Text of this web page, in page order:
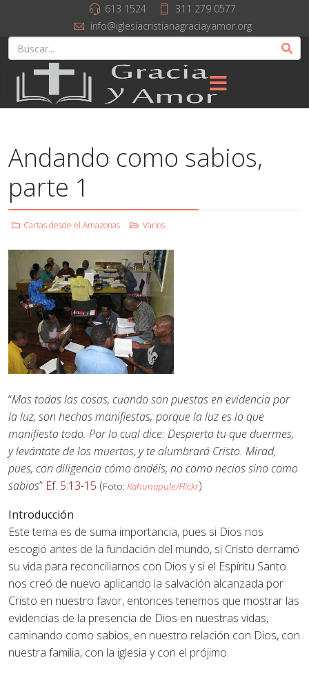
613 1524
311 279 0577
info@iglesiacristianagraciayamor.org
Andando como sabios,
parte 1
Cartas desde el Amazonas Varios
“Mas todas las cosas, cuando son puestas en evidencia por
la luz, son hechas manifiestas; porque la luz es lo que
manifiesta todo. Por lo cual dice: Despierta tu que duermes,
y levántate de los muertos, y te alumbrará Cristo. Mirad,
pues, con diligencia cómo andéis, no como necios sino como
sabios” Ef. 5:13-15 (Foto: Kahunapule/Flickr)
Introducción
Este tema es de suma importancia, pues si Dios nos
escogió antes de la fundación del mundo, si Cristo derramó
su vida para reconciliarnos con Dios y si el Espíritu Santo
nos creó de nuevo aplicando la salvación alcanzada por
Cristo en nuestro favor, entonces tenemos que mostrar las
evidencias de la presencia de Dios en nuestras vidas,
caminando como sabios, en nuestro relación con Dios, con
nuestra familia, con la iglesia y con el prójimo.